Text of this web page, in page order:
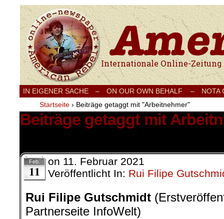
Internationale Onlinezeitung für Frieden,
IN EIGENER SACHE – ON OUR OWN BEHALF –
NOTA
Startseite › Beiträge getaggt mit "Arbeitnehmer"
Beiträge getaggt mit
Feb.
11
on 11. Februar 2021
Veröffentlicht In: Rui Filipe
Rui Filipe Gutschmidt
Partnerseite InfoWelt)